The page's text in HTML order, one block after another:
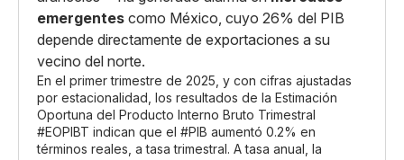
emergentes como México, cuyo 26% del PIB
depende directamente de exportaciones a su
vecino del norte.
En el primer trimestre de 2025, y con cifras ajustadas
por estacionalidad, los resultados de la Estimación
Oportuna del Producto Interno Bruto Trimestral
#EOPIBT indican que el #PIB aumentó 0.2% en
términos reales, a tasa trimestral. A tasa anual, la